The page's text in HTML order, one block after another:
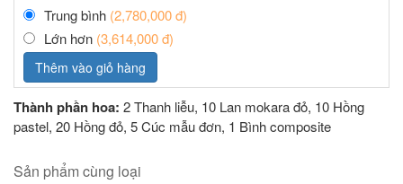
Trung bình (2,780,000 đ)
Lớn hơn (3,614,000 đ)
Thêm vào giỏ hàng
Thành phần hoa: 2 Thanh liễu, 10 Lan mokara đỏ, 10 Hồng
pastel, 20 Hồng đỏ, 5 Cúc mẫu đơn, 1 Bình composite
Sản phẩm cùng loại